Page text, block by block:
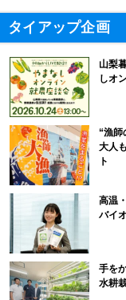
タイアップ企画
山梨
しオ
“漁師
大人
ト
高温
バイ
手を
水耕